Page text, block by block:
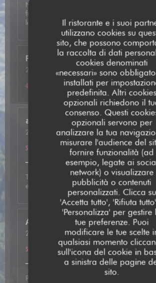
Il ristorante e i suoi
utilizzano cookies su
sito, che possono
la raccolta di dati
cookies denominati
«necessari» sono
installati per
predefinita. Altri cookies
opzionali richiedono il
consenso. Questi
opzionali servono per
analizzare la tua
misurare l'audience del
fornire funzionalità (ad
esempio, legate ai
network) o visualizzare
pubblicità o contenuti
personalizzati. Clicca su
'Accetta tutto', 'Rifiuta
'Personalizza' per gestire
tue preferenze. Puoi
modificare le tue scelte
qualsiasi momento
sull'icona del cookie in
a sinistra delle pagine
sito.
Nous avons été très bien accueilli et avons
fondue mixte avec des viandes de qualité.
leurs crêpes étaient vraiment délicieuses.
Frédéric F
2026-05-13- 20:15 - Ospiti 2
5/5 Atmosfera: 4/5 Cucina: 4/5
4
annie
2026-05-14- 20:00 - Ospiti 2
/5 Atmosfera : 5/5 Cucina: 5/5
5
Très bon accueil, plat excellent avec de très
explications. A refaire
Anne
2026-05-12
- 19:30 - Ospiti 2
5/5 Atmosfera: 5/5 Cucina: 5/5
5
Parfait comme d’habitude.